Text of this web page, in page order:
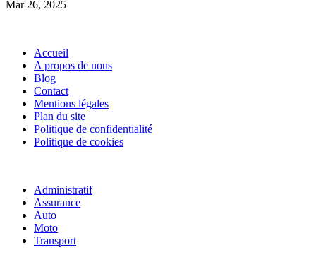
Mar 26, 2025
Accueil
A propos de nous
Blog
Contact
Mentions légales
Plan du site
Politique de confidentialité
Politique de cookies
Administratif
Assurance
Auto
Moto
Transport